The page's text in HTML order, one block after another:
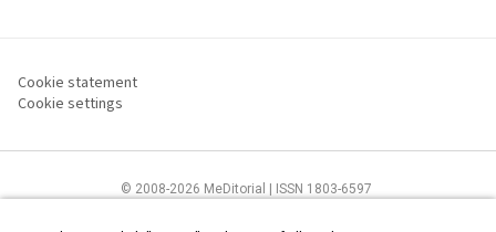
Cookie statement
Cookie settings
© 2008-2026 MeDitorial | ISSN 1803-6597